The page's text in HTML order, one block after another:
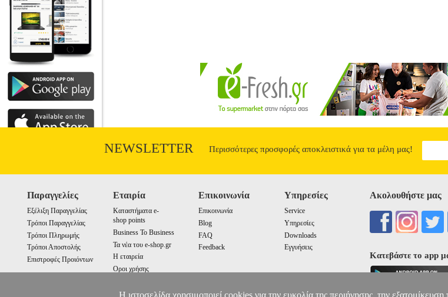
NEWSLETTER Περισσότερες προσφορές αποκλειστικά για τα μέλη μας!
Παραγγελίες
Εξέλιξη Παραγγελίας
Τρόποι Παραγγελίας
Τρόποι Πληρωμής
Τρόποι Αποστολής
Επιστροφές Προιόντων
Εταιρία
Καταστήματα e-
shop points
Business To Business
Τα νέα του e-shop.gr
Η εταιρεία
Οροι χρήσης
Επικοινωνία
Επικοινωνία
Blog
FAQ
Feedback
Υπηρεσίες
Service
Υπηρεσίες
Downloads
Εγγυήσεις
Ακολουθήστε μας
Κατεβάστε το app